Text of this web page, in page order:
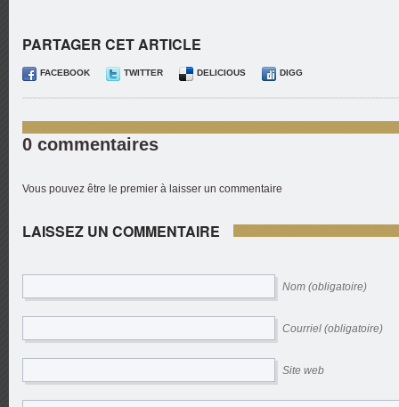
PARTAGER CET ARTICLE
FACEBOOK TWITTER DELICIOUS DIGG
0 commentaires
Vous pouvez être le premier à laisser un commentaire
LAISSEZ UN COMMENTAIRE
Nom (obligatoire)
Courriel (obligatoire)
Site web